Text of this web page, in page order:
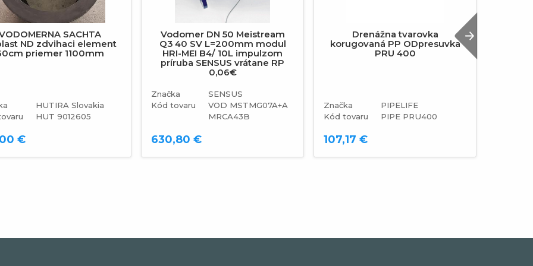
SACHTA
ND zdvihaci element
priemer 1100mm
HUTIRA Slovakia
HUT 9012605
€
Vodomer DN 50 Meistream
Q3 40 SV L=200mm modul
HRI-MEI B4/ 10L impulzom
príruba SENSUS vrátane RP
0,06€
Značka
SENSUS
Kód tovaru
VOD MSTMG07A+A
MRCA43B
630,80 €
Drenážna tvarovka
korugovaná PP ODpresuvka
PRU 400
Značka
PIPELIFE
Kód tovaru
PIPE PRU400
107,17 €